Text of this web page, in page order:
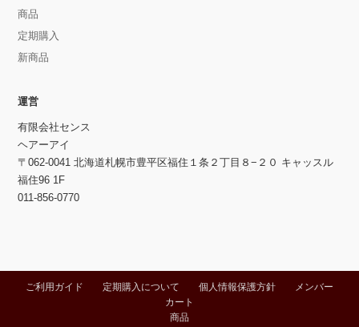
商品
定期購入
新商品
運営
有限会社センス
ヘアーアイ
〒062-0041 北海道札幌市豊平区福住１条２丁目８−２０ キャッスル
福住96 1F
011-856-0770
ご利用ガイド 定期購入について 個人情報保護方針
メンバー
カート
商品